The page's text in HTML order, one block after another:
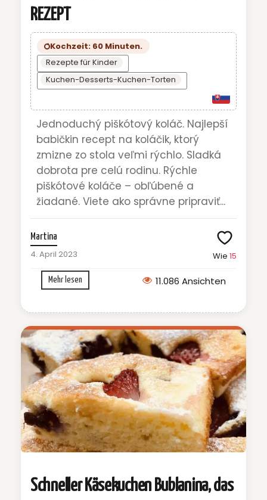
REZEPT
Kochzeit: 60 Minuten.
Rezepte für Kinder
Kuchen-Desserts-Kuchen-Torten
Jednoduchý piškótový koláč. Najlepší
babičkin recept na koláčik, ktorý
zmizne zo stola veľmi rýchlo. Sladká
dobrota pre celú rodinu. Rýchle
piškótové koláče – obľúbené a
žiadané. Viete ako správne pripraviť...
Martina
4. April 2023 Wie 15
Mehr lesen 11.086 Ansichten
Schneller Käsekuchen Bublanina, das